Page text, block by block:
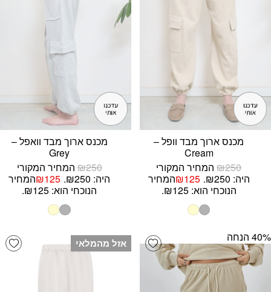
מכנס ארוך מבד וופל –
Cream
₪250
המחיר המקורי
היה: ₪250.
₪125
המחיר
הנוכחי הוא: ₪125.
מכנס ארוך מבד וואפל –
Grey
₪250
המחיר המקורי
היה: ₪250.
₪125
המחיר
הנוכחי הוא: ₪125.
Add wishlist ‫40% הנחה אזל מהמלאי